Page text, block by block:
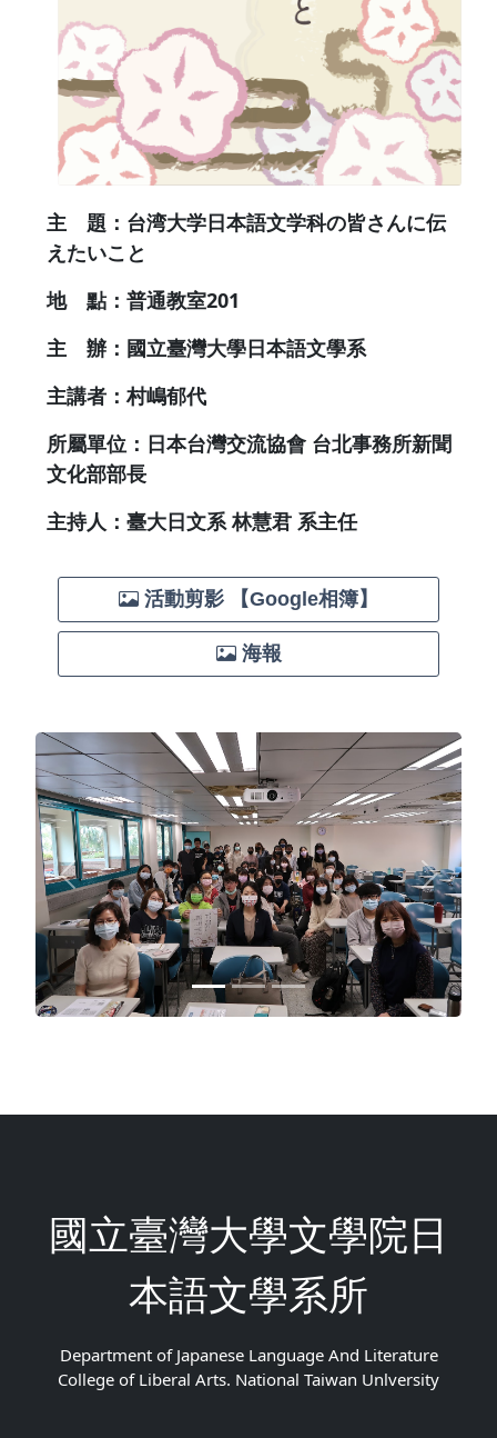
主 題：台湾大学日本語文学科の皆さんに伝
えたいこと
地 點：普通教室201
主 辦：國立臺灣大學日本語文學系
主講者：村嶋郁代
所屬單位：日本台灣交流協會 台北事務所新聞
文化部部長
主持人：臺大日文系 林慧君 系主任
活動剪影 【Google相簿】
海報
Previous Next
國立臺灣大學文學院日
本語文學系所
Department of Japanese Language And Literature
College of Liberal Arts. National Taiwan Unlversity